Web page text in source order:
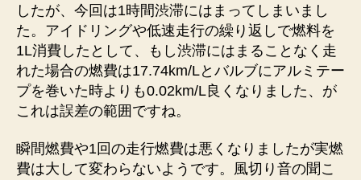
したが、今回は1時間渋滞にはまってしまいまし
た。アイドリングや低速走行の繰り返しで燃料を
1L消費したとして、もし渋滞にはまることなく走
れた場合の燃費は17.74km/Lとバルブにアルミテー
プを巻いた時よりも0.02km/L良くなりました、が
これは誤差の範囲ですね。
瞬間燃費や1回の走行燃費は悪くなりましたが実燃
費は大して変わらないようです。風切り音の聞こ